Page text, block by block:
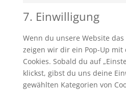
7. Einwilligung
Wenn du unsere Website
zeigen wir dir ein Pop-Up
Cookies. Sobald du auf
klickst, gibst du uns deine
gewählten Kategorien von